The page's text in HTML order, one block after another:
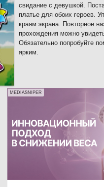
свидание с девушкой.
платье для обоих героев.
краям экрана. Повторное
прохождения можно
Обязательно попробуйте
ярким.
MEDIASNIPER